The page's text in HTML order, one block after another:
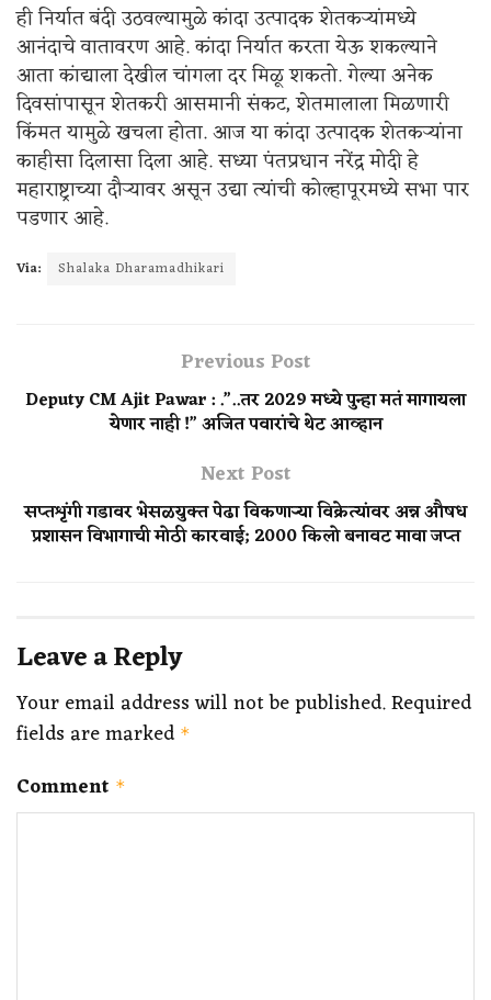
ही निर्यात बंदी उठवल्यामुळे कांदा उत्पादक शेतकऱ्यांमध्ये
आनंदाचे वातावरण आहे. कांदा निर्यात करता येऊ शकल्याने
आता कांद्याला देखील चांगला दर मिळू शकतो. गेल्या अनेक
दिवसांपासून शेतकरी आसमानी संकट, शेतमालाला मिळणारी
किंमत यामुळे खचला होता. आज या कांदा उत्पादक शेतकऱ्यांना
काहीसा दिलासा दिला आहे. सध्या पंतप्रधान नरेंद्र मोदी हे
महाराष्ट्राच्या दौऱ्यावर असून उद्या त्यांची कोल्हापूरमध्ये सभा पार
पडणार आहे.
Via: Shalaka Dharamadhikari
Previous Post
Deputy CM Ajit Pawar : .”..तर 2029 मध्ये पुन्हा मतं मागायला
येणार नाही !” अजित पवारांचे थेट आव्हान
Next Post
सप्तशृंगी गडावर भेसळयुक्त पेढा विकणाऱ्या विक्रेत्यांवर अन्न औषध
प्रशासन विभागाची मोठी कारवाई; 2000 किलो बनावट मावा जप्त
Leave a Reply
Your email address will not be published.Required
fields are marked *
Comment *